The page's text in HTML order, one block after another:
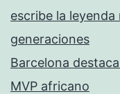
escribe la
generaciones
Barcelona
MVP africano